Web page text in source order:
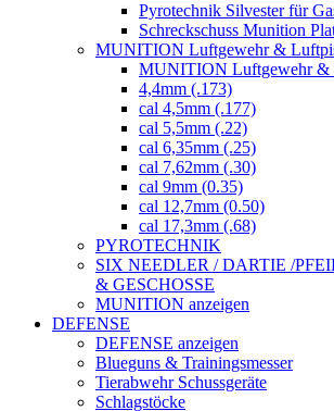
Pyrotechnik Silvester für
Schreckschuss Munition
MUNITION Luftgewehr &
MUNITION Luftgewehr &
4,4mm (.173)
cal 4,5mm (.177)
cal 5,5mm (.22)
cal 6,35mm (.25)
cal 7,62mm (.30)
cal 9mm (0.35)
cal 12,7mm (0.50)
cal 17,3mm (.68)
PYROTECHNIK
SIX NEEDLER / DARTIE /
& GESCHOSSE
MUNITION anzeigen
DEFENSE
DEFENSE anzeigen
Blueguns & Trainingsmesser
Tierabwehr Schussgeräte
Schlagstöcke